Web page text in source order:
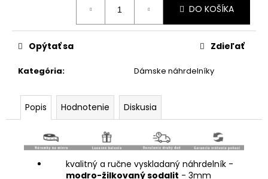
DO KOŠÍKA
Kategória: Dámske náhrdelníky
Opýtať sa Zdieľať
Popis Hodnotenie Diskusia
kvalitný a ručne vyskladaný náhrdelník -
modro-žilkovaný sodalit - 3mm